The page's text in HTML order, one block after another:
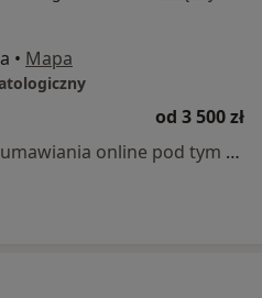
• Mapa
od 3 500 zł
Specjalista nie oferuje umawiania online pod tym adresem.